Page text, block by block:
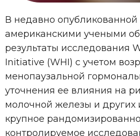
В недавно опубликованной
американскими учеными
результаты исследования
Initiative (WHI) с учетом
менопаузальной
уточнения ее влияния на
молочной железы и других
крупное
контролируемое